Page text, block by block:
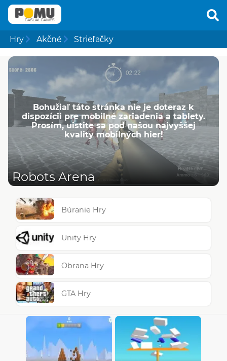
Hry Akčné Strieľačky
Bohužiaľ táto stránka nie je doteraz k
dispozícii pre mobilné zariadenia a tablety.
Prosím, uistite sa pod našou najvyššej
kvality mobilných hier!
Robots Arena
Búranie Hry
Unity Hry
Obrana Hry
GTA Hry